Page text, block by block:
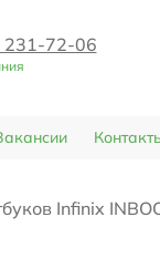
231-72-06
Infinix